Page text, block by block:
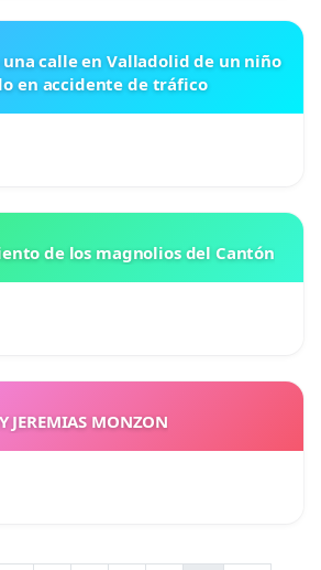
calle en Valladolid de un niño
en accidente de tráfico
de los magnolios del Cantón
JEREMIAS MONZON